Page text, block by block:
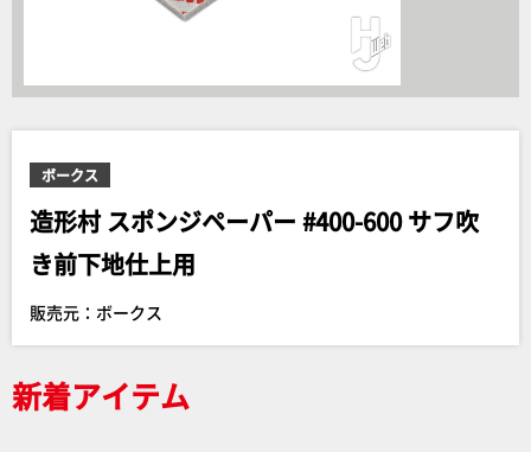
ボークス
造形村 スポンジペーパー #400-600 サフ吹
き前下地仕上用
販売元：ボークス
新着アイテム